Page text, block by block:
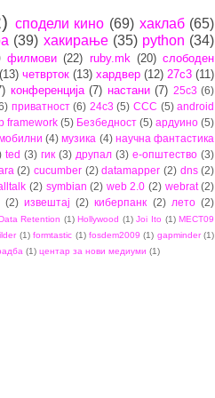
сподели кино (69) хаклаб (65)
(39) хакирање (35) python (34)
филмови (22) ruby.mk (20) слободен
четврток (13) хардвер (12) 27c3 (11)
конференција (7) настани (7) 25c3 (6)
приватност (6) 24c3 (5) CCC (5) android
framework (5) Безбедност (5) ардуино (5)
(4) музика (4) научна фантастика
ted (3) гик (3) друпал (3) е-општество (3)
(2) cucumber (2) datamapper (2) dns (2)
(2) symbian (2) web 2.0 (2) webrat (2)
(2) извештај (2) киберпанк (2) лето (2)
Retention (1) Hollywood (1) Joi Ito (1) MECT09
(1) formtastic (1) fosdem2009 (1) gapminder (1)
(1) центар за нови медиуми (1)